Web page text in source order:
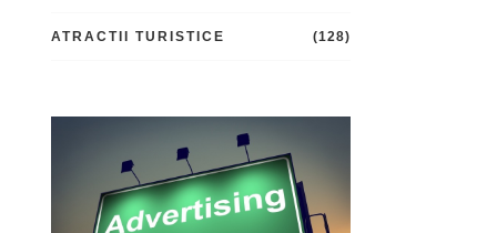
ATRACTII TURISTICE (128)